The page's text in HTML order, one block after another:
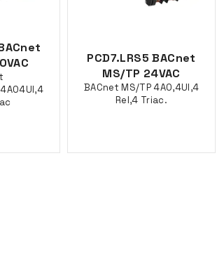
PCD7.LRS5 BACnet
MS/TP 24VAC
BACnet MS/TP 4AO,4UI,4
Rel,4 Triac.